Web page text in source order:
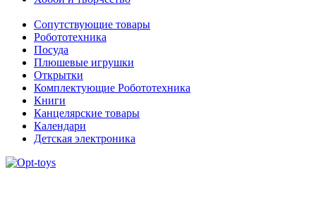
Сопутствующие товары
Робототехника
Посуда
Плюшевые игрушки
Открытки
Комплектующие Робототехника
Книги
Канцелярские товары
Календари
Детская электроника